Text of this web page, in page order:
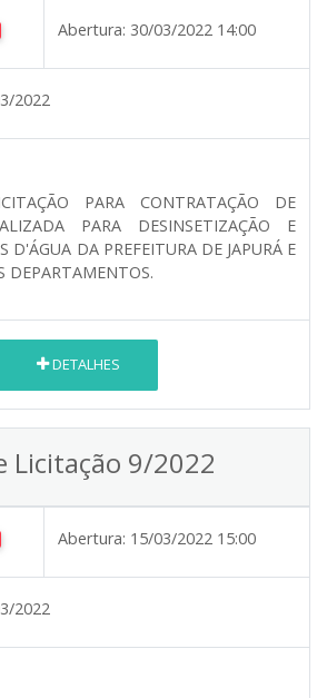
Abertura: 30/03/2022 14:00
2022
PARA CONTRATAÇÃO DE
PARA DESINSETIZAÇÃO E
D'ÁGUA DA PREFEITURA DE JAPURÁ E
DEPARTAMENTOS.
DETALHES
Licitação 9/2022
Abertura: 15/03/2022 15:00
2022